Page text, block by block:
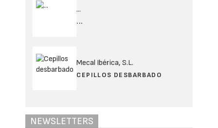
...
...
Mecal Ibérica, S.L.
CEPILLOS DESBARBADO
NEWSLETTERS